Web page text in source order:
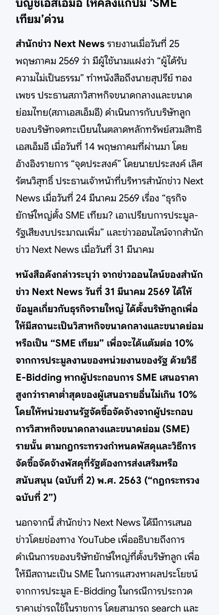
บัญชีเอสเอ็มอี ให้คลังแก้ปม ‘SME
เทียม’ด่วน
สำนักข่าว Next News รายงานเมื่อวันที่ 25
พฤษภาคม 2569 ว่า มีผู้ใช้นามแฝงว่า “ผู้ได้รับ
ความไม่เป็นธรรม” ทำหนังสือถึงนายสุปรีย์ ทอง
เพชร ประธานสภาวิสาหกิจขนาดกลางและขนาด
ย่อมไทย(สภาเอสเอ็มอี) ดำเนินการกับบริษัทลูก
ของบริษัทจดทะเบียนในตลาดหลักทรัพย์สวมสิทธิ
เอสเอ็มอี เมื่อวันที่ 14 พฤษภาคมที่ผ่านมา โดย
อ้างอิงรายการ “จุดประสงค์” โดยนายประสงค์ เลิศ
รัตนวิสุทธิ์ ประธานเจ้าหน้าที่บริหารสำนักข่าว Next
News เมื่อวันที่ 24 มีนาคม 2569 เรื่อง “ธุรกิจ
ยักษ์ใหญ่ตั้ง SME เทียม? เอาเปรียบการประมูล-
รัฐเสียงบประมาณเพิ่ม” และข่าวออนไลน์จากสำนัก
ข่าว Next News เมื่อวันที่ 31 มีนาคม
หนังสือดังกล่าวระบุว่า จากข่าวออนไลน์ของสำนัก
ข่าว Next News วันที่ 31 มีนาคม 2569 ได้ให้
ข้อมูลเกี่ยวกับธุรกิจรายใหญ่ ได้ตั้งบริษัทลูกเพื่อ
ให้มีสถานะเป็นวิสาหกิจขนาดกลางและขนาดย่อม
หรือเป็น “SME เทียม” เพื่อจะได้แต้มต่อ 10%
จากการประมูลงานของหน่วยงานของรัฐ ด้วยวิธี
E-Bidding หากผู้ประกอบการ SME เสนอราคา
สูงกว่าราคาต่ำสุดของผู้เสนอรายอื่นไม่เกิน 10%
โดยให้หน่วยงานรัฐจัดซื้อจัดจ้างจากผู้ประกอบ
การวิสาหกิจขนาดกลางและขนาดย่อม (SME)
รายนั้น ตามกฎกระทรวงกำหนดพัสดุและวิธีการ
จัดซื้อจัดจ้างพัสดุที่รัฐต้องการส่งเสริมหรือ
สนับสนุน (ฉบับที่ 2) พ.ศ. 2563 (“กฎกระทรวง
ฉบับที่ 2”)
นอกจากนี้ สำนักข่าว Next News ได้มีการเสนอ
ข่าวโดยช่องทาง YouTube เพื่ออธิบายถึงการ
ดำเนินการของบริษัทยักษ์ใหญ่ที่ตั้งบริษัทลูก เพื่อ
ให้มีสถานะเป็น SME ในการแสวงหาผลประโยชน์
จากการประมูล E-Bidding ในกรณีการประกวด
ราคาเช่ารถใช้ในราชการ โดยสามารถ search และ